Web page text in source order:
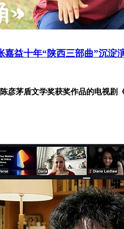
嘉益十年“陕西三部曲”沉淀
彦茅盾文学奖获奖作品的电视剧